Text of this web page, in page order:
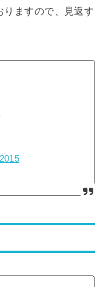
りますので、見返す